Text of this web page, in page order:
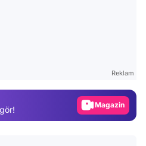
Reklam
Magazin